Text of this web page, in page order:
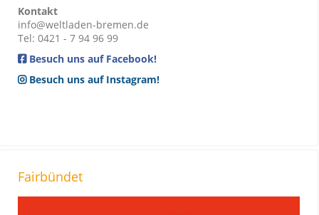
Kontakt
info@weltladen-bremen.de
Tel: 0421 - 7 94 96 99
Besuch uns auf Facebook!
Besuch uns auf Instagram!
Fairbündet